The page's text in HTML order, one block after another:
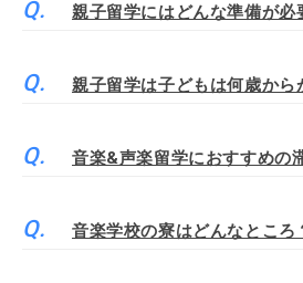
親子留学にはどんな準備が必
親子留学は子どもは何歳から
音楽&声楽留学におすすめの
音楽学校の寮はどんなところ